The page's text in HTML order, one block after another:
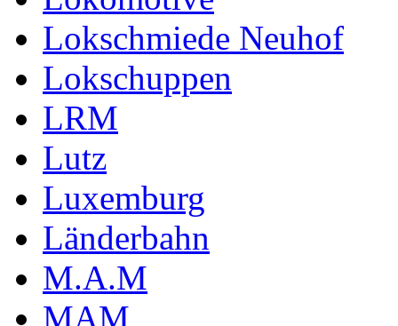
Lokschmiede Neuhof
Lokschuppen
LRM
Lutz
Luxemburg
Länderbahn
M.A.M
MAM